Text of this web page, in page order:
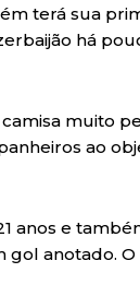
terá sua
há
muito
ao
anos e
gol anotado.